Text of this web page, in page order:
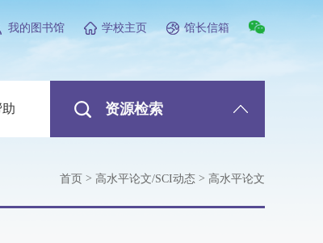
我的图书馆 学校主页 馆长信箱
资源检索
首页 > 高水平论文/SCI动态 > 高水平论文